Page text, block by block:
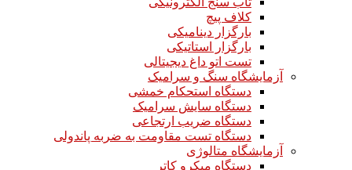
کلاف پیچ
بارگزار دینامیکی
بارگزار استاتیکی
تست اتو داغ دیجیتالی
آزمایشگاه سنگ و سرامیک
دستگاه استحکام خمشی
دستگاه سایش سرامیک
دستگاه ضریب ارتجاعی
دستگاه تست مقاومت به ضربه پاندولی
آزمایشگاه متالوژی
دستگاه میکرو کاتر